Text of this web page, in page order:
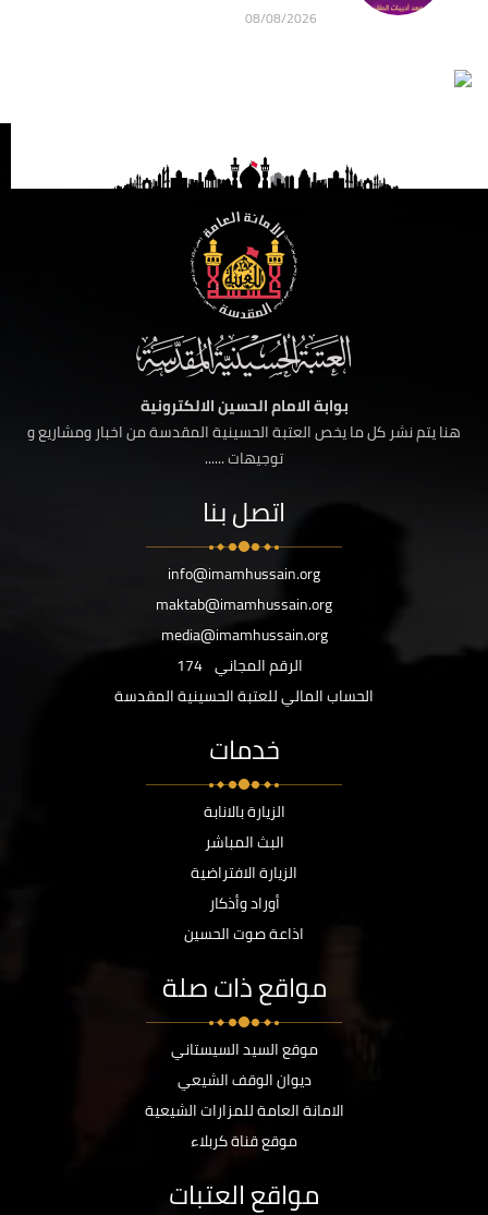
08/08/2026
بوابة الامام الحسين الالكترونية
هنا يتم نشر كل ما يخص العتبة الحسينية المقدسة من اخبار ومشاريع و
توجيهات ......
اتصل بنا
info@imamhussain.org
maktab@imamhussain.org
media@imamhussain.org
الرقم المجاني 174
الحساب المالي للعتبة الحسينية المقدسة
خدمات
الزيارة بالانابة
البث المباشر
الزيارة الافتراضية
أوراد وأذكار
اذاعة صوت الحسين
مواقع ذات صلة
موقع السيد السيستاني
ديوان الوقف الشيعي
الامانة العامة للمزارات الشيعية
موقع قناة كربلاء
مواقع العتبات